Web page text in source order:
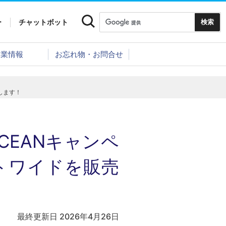
チャットボット
情報 お忘れ物・お問合せ
す！
キャンペ
ワイドを販売
最終更新日 2026年4月26日